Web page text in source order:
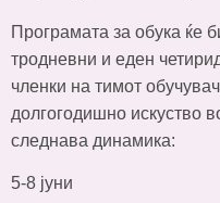
Програмата за обука ќе
тродневни и еден
членки на тимот
долгогодишно искуство
следнава динамика:
5-8 јуни